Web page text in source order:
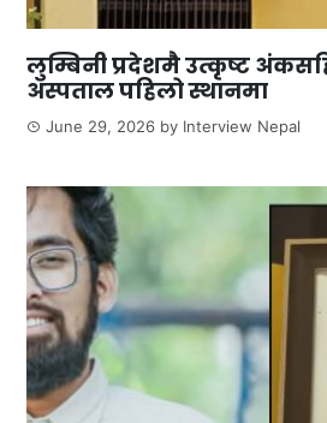
लुम्बिनी प्रदेशमै उत्कृष्ट
अस्पताल पहिलो स्थानमा
June 29, 2026 by Interview Nepal